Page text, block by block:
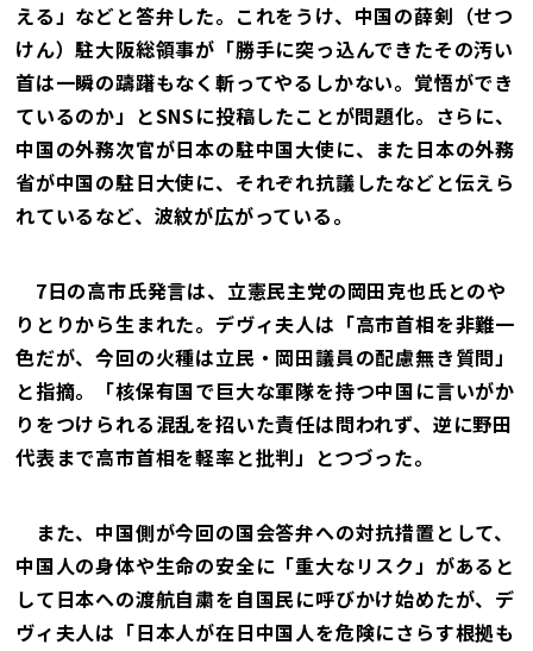
える」などと答弁した。これをうけ、中国の薛剣（せつ
けん）駐大阪総領事が「勝手に突っ込んできたその汚い
首は一瞬の躊躇もなく斬ってやるしかない。覚悟ができ
ているのか」とSNSに投稿したことが問題化。さらに、
中国の外務次官が日本の駐中国大使に、また日本の外務
省が中国の駐日大使に、それぞれ抗議したなどと伝えら
れているなど、波紋が広がっている。
7日の高市氏発言は、立憲民主党の岡田克也氏とのや
りとりから生まれた。デヴィ夫人は「高市首相を非難一
色だが、今回の火種は立民・岡田議員の配慮無き質問」
と指摘。「核保有国で巨大な軍隊を持つ中国に言いがか
りをつけられる混乱を招いた責任は問われず、逆に野田
代表まで高市首相を軽率と批判」とつづった。
また、中国側が今回の国会答弁への対抗措置として、
中国人の身体や生命の安全に「重大なリスク」があると
して日本への渡航自粛を自国民に呼びかけ始めたが、デ
ヴィ夫人は「日本人が在日中国人を危険にさらす根拠も